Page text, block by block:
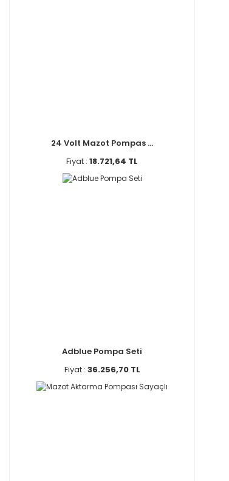
24 Volt Mazot Pompas ...
Fiyat : 18.721,64 TL
Adblue Pompa Seti
Fiyat : 36.256,70 TL